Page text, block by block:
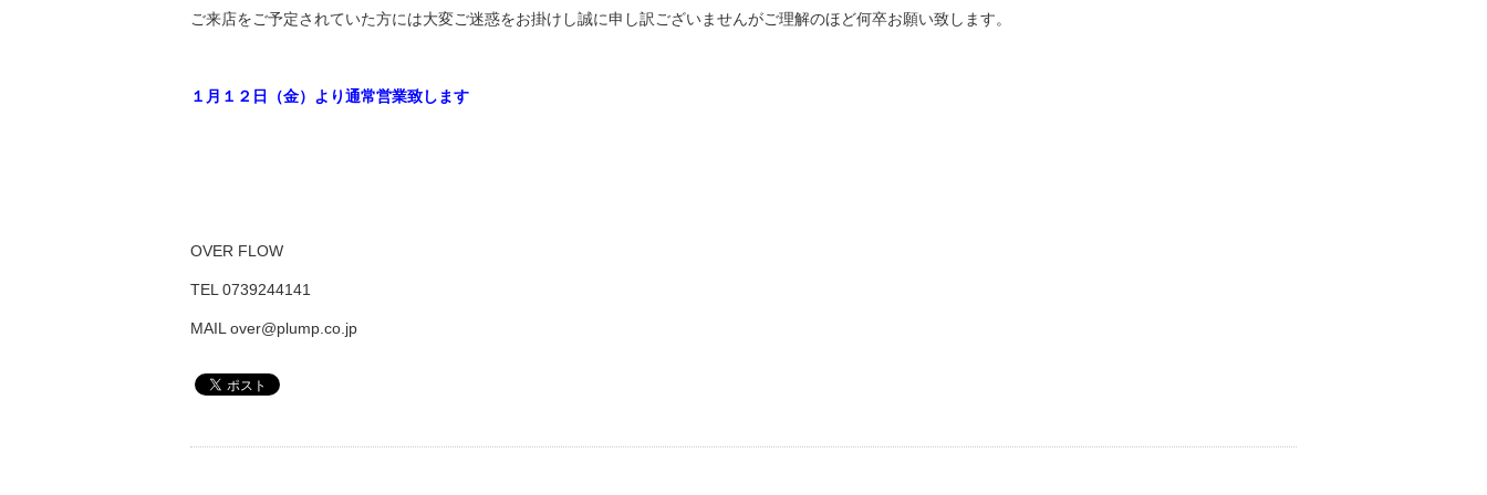
ご来店をご予定されていた方には大変ご迷惑をお掛けし誠に申し訳ございませんがご理解のほど何卒お願い致します。
１月１２日（金）より通常営業致します
OVER FLOW
TEL 0739244141
MAIL over@plump.co.jp